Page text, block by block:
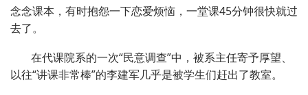
念念课本，有时抱怨一下恋爱烦恼，一堂课45分钟很快就过
去了。
在代课院系的一次“民意调查”中，被系主任寄予厚望、
以往“讲课非常棒”的李建军几乎是被学生们赶出了教室。